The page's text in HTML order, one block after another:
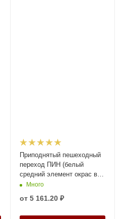
Приподнятый пешеходный
переход ПИН (белый
средний элемент окрас в
массе/сверху) высотой 50
Много
от 5 161.20 ₽